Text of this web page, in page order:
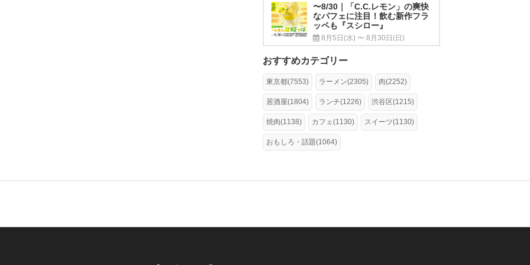
〜8/30｜「C.C.レモン」の爽快
なパフェに注目！飲む新作フラ
ッペも『スシロー』
8月5日(水) 〜 8月30日(日)
おすすめカテゴリー
東京都(7553) ラーメン(2305) 肉(2252)
居酒屋(1804) ランチ(1226) 渋谷区(1215)
焼肉(1138) カフェ(1130) スイーツ(1130)
おもしろ・話題(1064)